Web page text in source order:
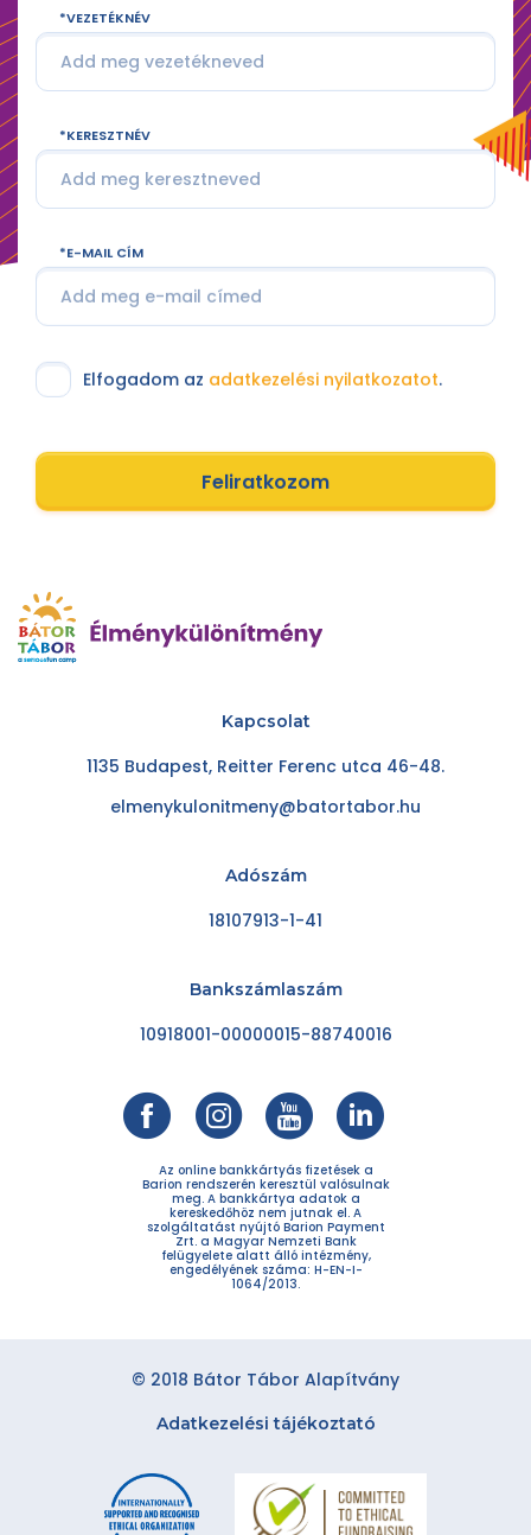
VEZETÉKNÉV
KERESZTNÉV
E-MAIL CÍM
Elfogadom az adatkezelési nyilatkozatot.
Feliratkozom
Kapcsolat
1135 Budapest, Reitter Ferenc utca 46-48.
elmenykulonitmeny@batortabor.hu
Adószám
18107913-1-41
Bankszámlaszám
10918001-00000015-88740016
Az online bankkártyás fizetések a
Barion rendszerén keresztül valósulnak
meg. A bankkártya adatok a
kereskedőhöz nem jutnak el. A
szolgáltatást nyújtó Barion Payment
Zrt. a Magyar Nemzeti Bank
felügyelete alatt álló intézmény,
engedélyének száma: H-EN-I-
1064/2013.
© 2018 Bátor Tábor Alapítvány
Adatkezelési tájékoztató